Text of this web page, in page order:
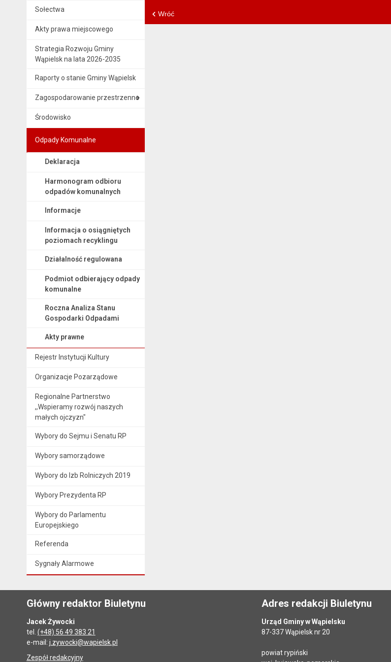
Sołectwa
Akty prawa miejscowego
Strategia Rozwoju Gminy
Wąpielsk na lata 2026-2035
Raporty o stanie Gminy Wąpielsk
Zagospodarowanie przestrzenne
Środowisko
Odpady Komunalne
Deklaracja
Harmonogram odbioru
odpadów komunalnych
Informacje
Informacja o osiągniętych
poziomach recyklingu
Działalność regulowana
Podmiot odbierający odpady
komunalne
Roczna Analiza Stanu
Gospodarki Odpadami
Akty prawne
Rejestr Instytucji Kultury
Organizacje Pozarządowe
Regionalne Partnerstwo
,,Wspieramy rozwój naszych
małych ojczyzn"
Wybory do Sejmu i Senatu RP
Wybory samorządowe
Wybory do Izb Rolniczych 2019
Wybory Prezydenta RP
Wybory do Parlamentu
Europejskiego
Referenda
Sygnały Alarmowe
Wróć
Główny redaktor Biuletynu
Jacek Żywocki
tel. (+48) 56 49 383 21
e-mail: j.zywocki@wapielsk.pl
Zespół redakcyjny
Adres redakcji Biuletynu
Urząd Gminy w Wąpielsku
87-337 Wąpielsk nr 20
powiat rypiński